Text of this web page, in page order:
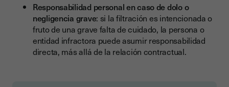
Responsabilidad personal en caso de dolo o
negligencia grave: si la filtración es intencionada o
fruto de una grave falta de cuidado, la persona o
entidad infractora puede asumir responsabilidad
directa, más allá de la relación contractual.